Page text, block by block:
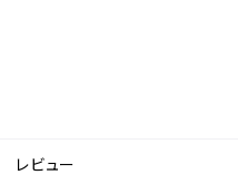
レビュー